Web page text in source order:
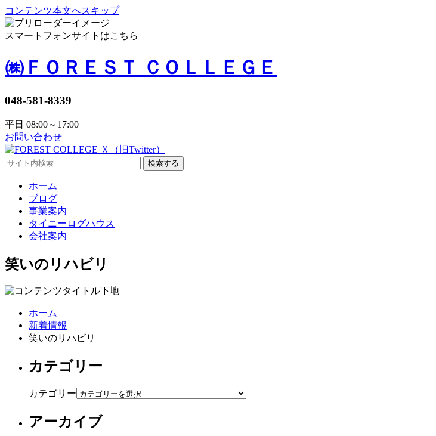
コンテンツ本文へスキップ
スマートフォンサイトはこちら
㈱ＦＯＲＥＳＴ ＣＯＬＬＥＧＥ
048-581-8339
平日 08:00～17:00
お問い合わせ
検索する
ホーム
ブログ
事業案内
タイニーログハウス
会社案内
笑いのリハビリ
ホーム
新着情報
笑いのリハビリ
カテゴリー
カテゴリー
アーカイブ